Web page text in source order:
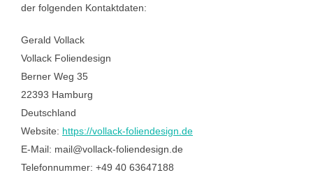
der folgenden Kontaktdaten:
Gerald Vollack
Vollack Foliendesign
Berner Weg 35
22393 Hamburg
Deutschland
Website: https://vollack-foliendesign.de
E-Mail: mail@vollack-foliendesign.de
Telefonnummer: +49 40 63647188